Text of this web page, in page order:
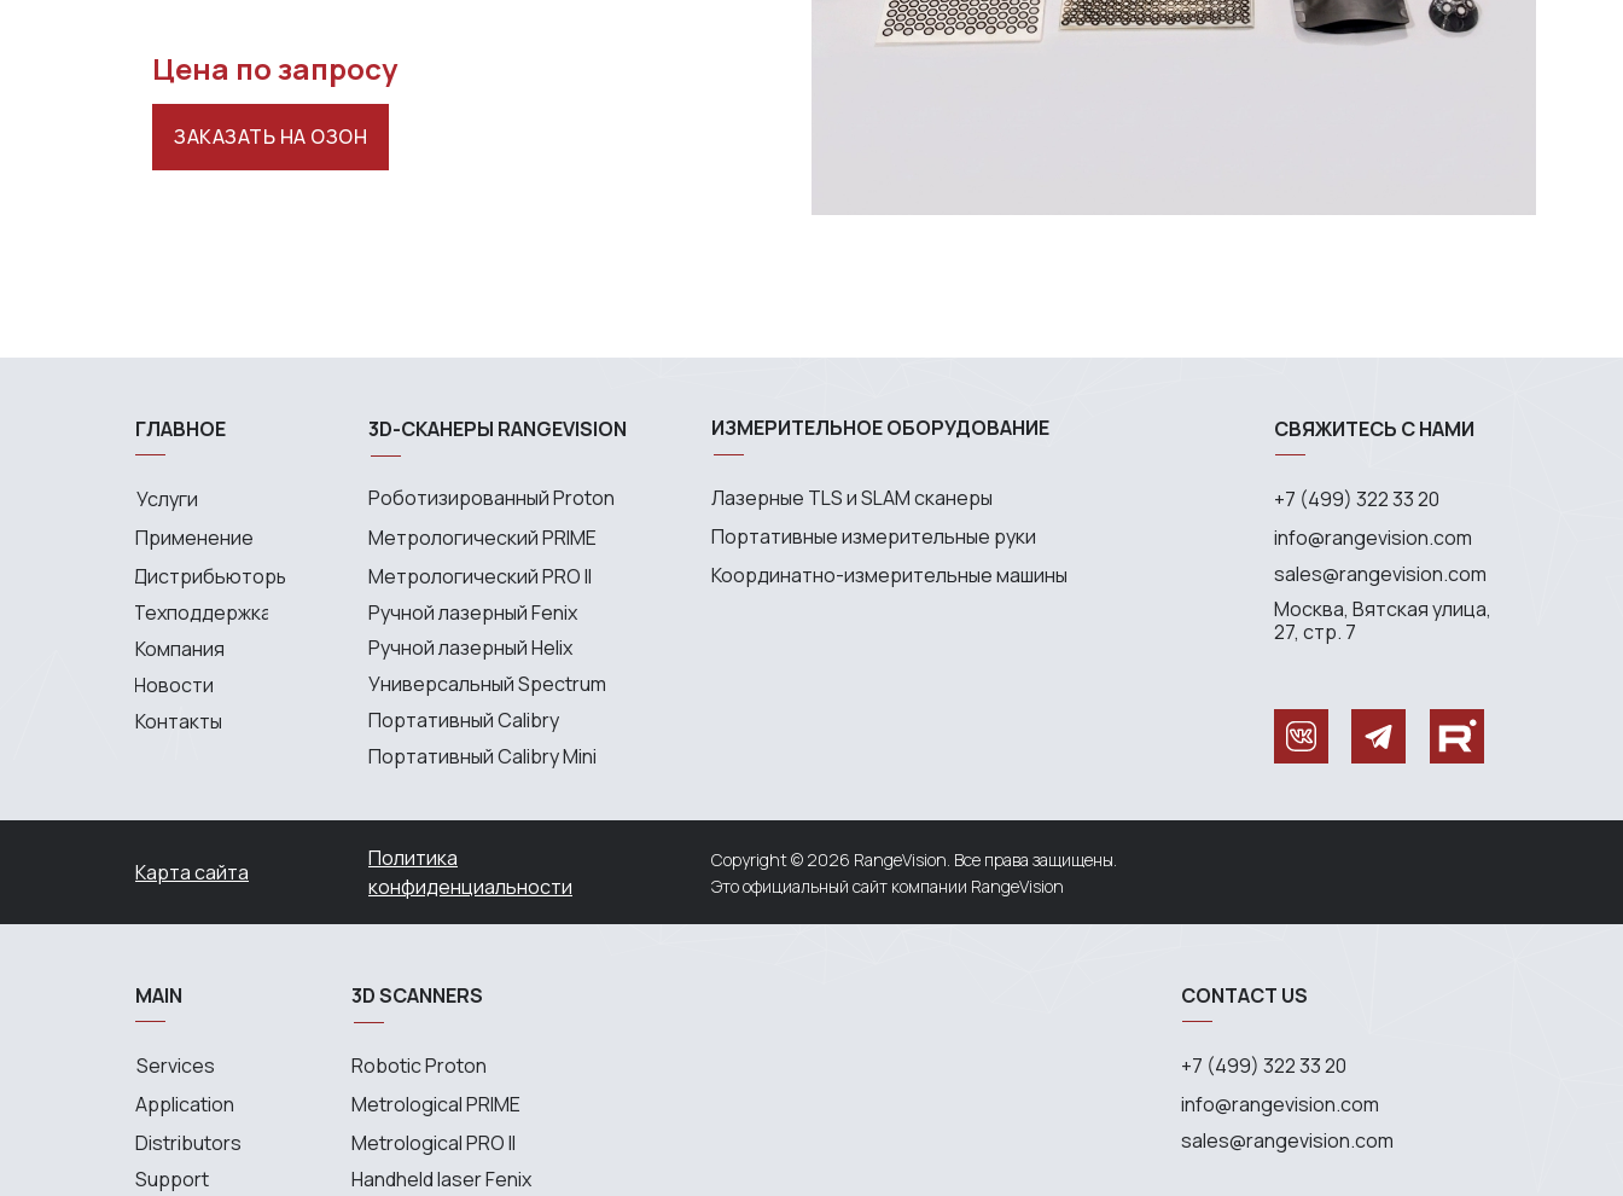
Цена по запросу
ЗАКАЗАТЬ НА ОЗОН
Карта сайта
Политика
конфиденциальности
Copyright © 2026 RangeVision. Все права защищены.
Это официальный сайт компании RangeVision
sales@rangevision.com
Москва, Вятская улица,
27, стр. 7
info@rangevision.com
+7 (499) 322 33 20
СВЯЖИТЕСЬ С НАМИ
Координатно-измерительные машины
Портативные измерительные руки
Лазерные TLS и SLAM сканеры
ИЗМЕРИТЕЛЬНОЕ ОБОРУДОВАНИЕ
Портативный Calibry Mini
Портативный Calibry
Универсальный Spectrum
Ручной лазерный Helix
Ручной лазерный Fenix
Метрологический PRO II
Метрологический PRIME
Роботизированный Proton
3D-СКАНЕРЫ RANGEVISION
Контакты
Новости
Компания
Техподдержка
Дистрибьюторы
Применение
Услуги
ГЛАВНОЕ
sales@rangevision.com
info@rangevision.com
+7 (499) 322 33 20
CONTACT US
Coordinate measuring machines
Handheld laser Fenix
Metrological PRO II
Metrological PRIME
Robotic Proton
3D SCANNERS
Support
Distributors
Application
Services
MAIN